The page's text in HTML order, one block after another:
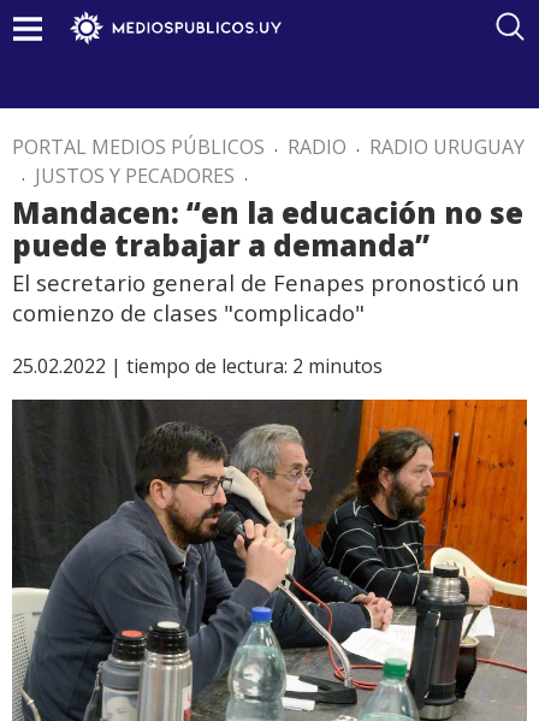
PORTAL MEDIOS PÚBLICOS . RADIO . RADIO URUGUAY
. JUSTOS Y PECADORES .
Mandacen: “en la educación no se
puede trabajar a demanda”
El secretario general de Fenapes pronosticó un
comienzo de clases "complicado"
25.02.2022 | tiempo de lectura: 2 minutos